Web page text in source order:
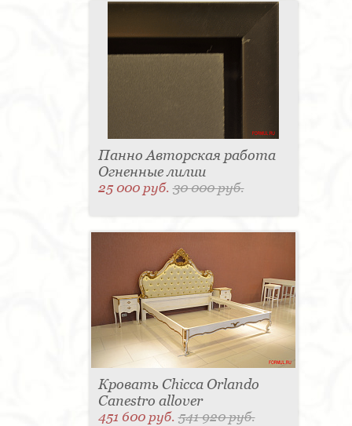
Панно Авторская работа
Огненные лилии
25 000 руб.30 000 руб.
Кровать Chicca Orlando
Canestro allover
451 600 руб.541 920 руб.